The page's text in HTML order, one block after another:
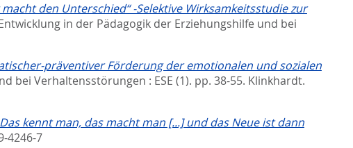
den Unterschied“ -Selektive Wirksamkeitsstudie zur
in der Pädagogik der Erziehungshilfe und bei
präventiver Förderung der emotionalen und sozialen
bei Verhaltensstörungen : ESE (1). pp. 38-55. Klinkhardt.
kennt man, das macht man [...] und das Neue ist dann
4246-7